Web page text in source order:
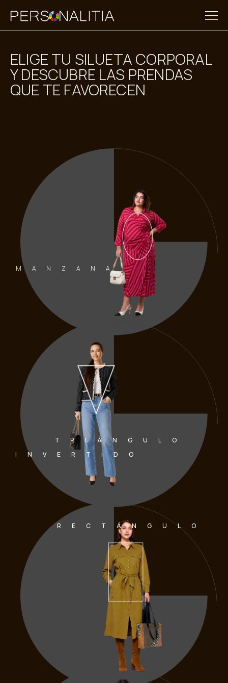
ELIGE TU SILUETA CORPORAL
Y DESCUBRE LAS PRENDAS
QUE TE FAVORECEN
MANZANA
TRIÁNGULO
INVERTIDO
RECTÁNGULO